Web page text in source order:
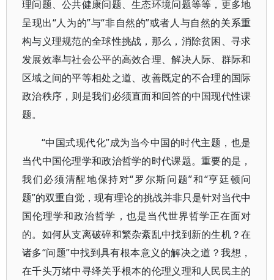
理问题、公共健康问题、生态环境问题等等，更多地
呈现出“人为的”与“非自然的”或者人与自然的关系重
构与义理规范的全球性挑战，那么，消除贫困、寻求
发展效率与社会公平的高效合理、解决人际、群际和
区域之间的平等相处之道、改善既定的不合理的国际
政治秩序，则是我们必须直面和回答的中国现代性课
题。
“中国式现代化”成为当今中国的时代主题，也是
当代中国伦理学和政治哲学的时代课题。重要的是，
我们必须清醒地保持对“罗尔斯问题”和“亨廷顿问
题”的双重自觉，现有理论的挑战并非只是针对当代中
国伦理学和政治哲学，也是当代世界哲学正在面对
的。如何从支离破碎和繁杂紊乱中找到新的生机？在
诸多“问题”中找到具有根本意义的解决之道？我想，
在千头万绪中寻绎关乎根本的伦理义理和人民民主的